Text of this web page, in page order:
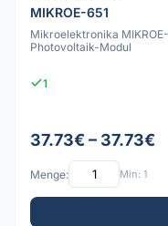
MIKROE-651
Mikroelektronika
Photovoltaik-Modul
1
37.73€ – 37.73€
Menge: Min: 1